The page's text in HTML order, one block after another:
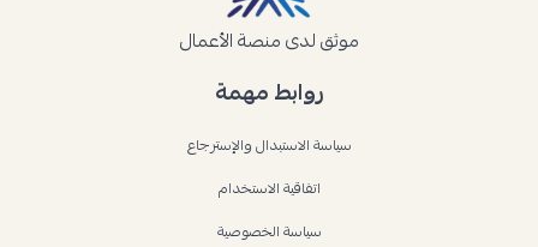
روابط مهمة
سياسة الاستبدال والإسترجاع
اتفاقية الاستخدام
سياسة الخصوصية
موثق لدى منصة الأعمال